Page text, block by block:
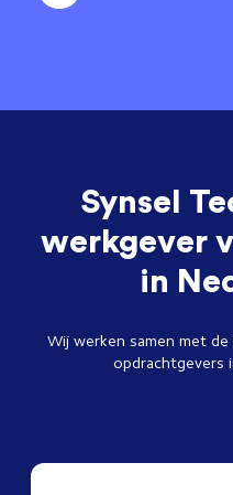
Synsel
werkgever
in
Wij werken samen met
opdrachtgevers